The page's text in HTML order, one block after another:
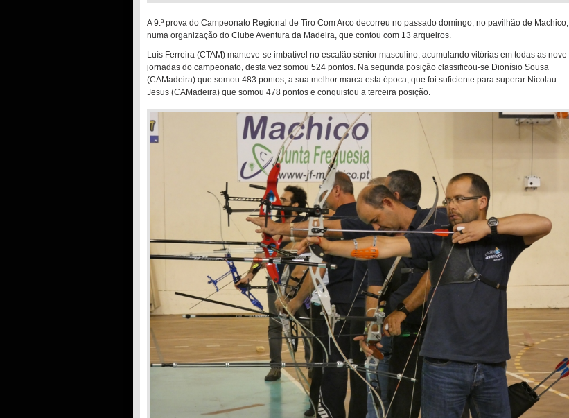
A 9.ª prova do Campeonato Regional de Tiro Com Arco decorreu no passado domingo, no pavilhão de Machico,
numa organização do Clube Aventura da Madeira, que contou com 13 arqueiros.
Luís Ferreira (CTAM) manteve-se imbatível no escalão sénior masculino, acumulando vitórias em todas as nove
jornadas do campeonato, desta vez somou 524 pontos. Na segunda posição classificou-se Dionísio Sousa
(CAMadeira) que somou 483 pontos, a sua melhor marca esta época, que foi suficiente para superar Nicolau
Jesus (CAMadeira) que somou 478 pontos e conquistou a terceira posição.